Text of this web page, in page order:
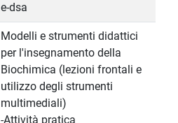
e-dsa
Modelli e strumenti didattici
per l'insegnamento della
Biochimica (lezioni frontali e
utilizzo degli strumenti
multimediali)
-Attività pratica